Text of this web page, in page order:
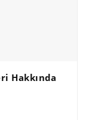
Hakkında